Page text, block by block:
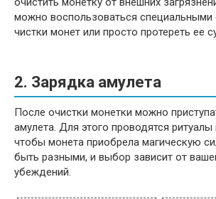
можно воспользоваться специальными
чистки монет или просто протереть ее
2. Зарядка амулета
После очистки монетки можно
амулета. Для этого проводятся ритуалы
чтобы монета приобрела магическую
быть разными, и выбор зависит от
убеждений.